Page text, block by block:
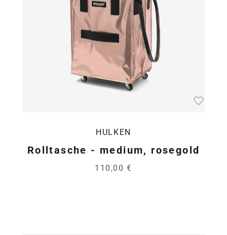
HULKEN
Rolltasche - medium, rosegold
110,00 €